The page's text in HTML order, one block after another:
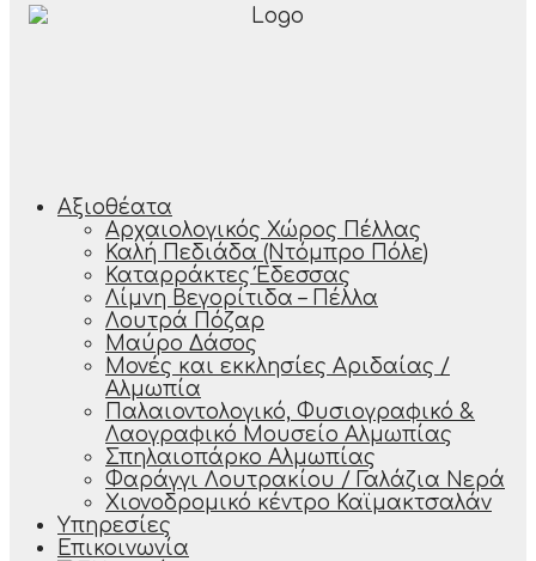
Αξιοθέατα
Αρχαιολογικός Χώρος Πέλλας
Καλή Πεδιάδα (Ντόμπρο Πόλε)
Καταρράκτες Έδεσσας
Λίμνη Βεγορίτιδα – Πέλλα
Λουτρά Πόζαρ
Μαύρο Δάσος
Μονές και εκκλησίες Αριδαίας /
Αλμωπία
Παλαιοντολογικό, Φυσιογραφικό &
Λαογραφικό Μουσείο Αλμωπίας
Σπηλαιοπάρκο Αλμωπίας
Φαράγγι Λουτρακίου / Γαλάζια Νερά
Χιονοδρομικό κέντρο Καϊμακτσαλάν
Υπηρεσίες
Επικοινωνία